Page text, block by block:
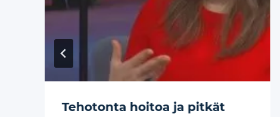
Tehotonta hoitoa ja pitkät